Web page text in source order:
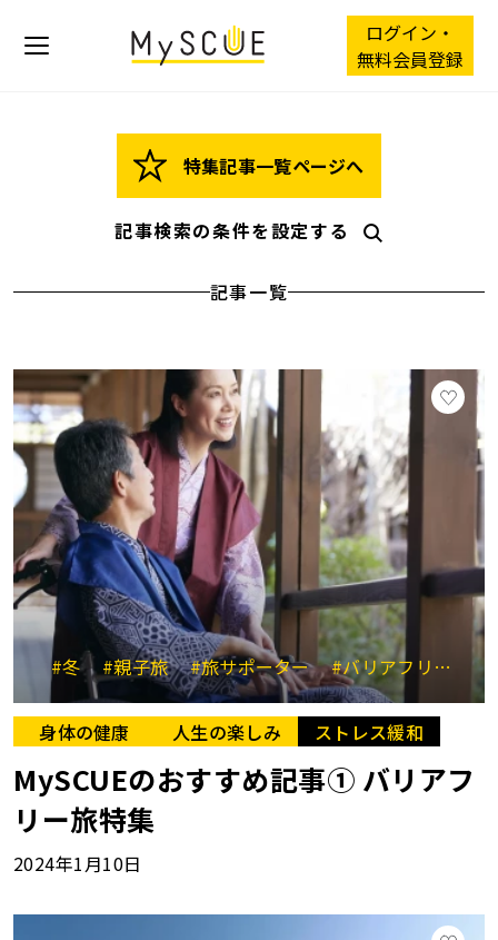
ログイン・
無料会員登録
特集記事一覧ページへ
記事検索の条件を設定する
記事一覧
#冬 #親子旅 #旅サポーター #バリアフリー旅館
身体の健康 人生の楽しみ ストレス緩和
MySCUEのおすすめ記事① バリアフ
リー旅特集
2024年1月10日